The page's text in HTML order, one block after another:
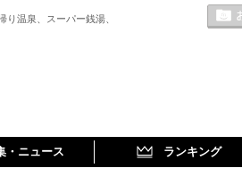
温泉、スーパー銭湯、
・ニュース ランキング